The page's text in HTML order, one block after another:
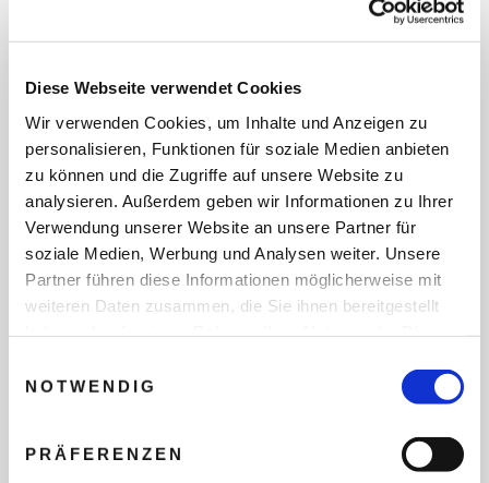
Diese Webseite verwendet Cookies
Wir verwenden Cookies, um Inhalte und Anzeigen zu
personalisieren, Funktionen für soziale Medien anbieten
zu können und die Zugriffe auf unsere Website zu
analysieren. Außerdem geben wir Informationen zu Ihrer
Verwendung unserer Website an unsere Partner für
soziale Medien, Werbung und Analysen weiter. Unsere
Partner führen diese Informationen möglicherweise mit
weiteren Daten zusammen, die Sie ihnen bereitgestellt
NOTWENDIG
PRÄFERENZEN
REISEZEITRAUM
ANZAHL ERWACHSENE